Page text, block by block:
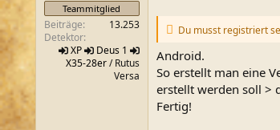
Teammitglied
Beiträge
13.253
Detektor
XP
Deus 1
X35-28er/ Rutus
Versa
Du musst registriert
Android.
So erstellt man eine
erstellt werden soll >
Fertig!